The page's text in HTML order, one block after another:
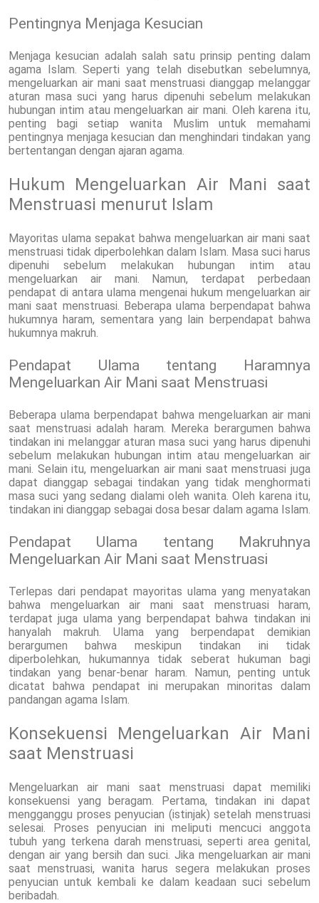
Pentingnya Menjaga Kesucian
Menjaga kesucian adalah salah satu prinsip penting dalam
agama Islam. Seperti yang telah disebutkan sebelumnya,
mengeluarkan air mani saat menstruasi dianggap melanggar
aturan masa suci yang harus dipenuhi sebelum melakukan
hubungan intim atau mengeluarkan air mani. Oleh karena itu,
penting bagi setiap wanita Muslim untuk memahami
pentingnya menjaga kesucian dan menghindari tindakan yang
bertentangan dengan ajaran agama.
Hukum Mengeluarkan Air Mani saat
Menstruasi menurut Islam
Mayoritas ulama sepakat bahwa mengeluarkan air mani saat
menstruasi tidak diperbolehkan dalam Islam. Masa suci harus
dipenuhi sebelum melakukan hubungan intim atau
mengeluarkan air mani. Namun, terdapat perbedaan
pendapat di antara ulama mengenai hukum mengeluarkan air
mani saat menstruasi. Beberapa ulama berpendapat bahwa
hukumnya haram, sementara yang lain berpendapat bahwa
hukumnya makruh.
Pendapat Ulama tentang Haramnya
Mengeluarkan Air Mani saat Menstruasi
Beberapa ulama berpendapat bahwa mengeluarkan air mani
saat menstruasi adalah haram. Mereka berargumen bahwa
tindakan ini melanggar aturan masa suci yang harus dipenuhi
sebelum melakukan hubungan intim atau mengeluarkan air
mani. Selain itu, mengeluarkan air mani saat menstruasi juga
dapat dianggap sebagai tindakan yang tidak menghormati
masa suci yang sedang dialami oleh wanita. Oleh karena itu,
tindakan ini dianggap sebagai dosa besar dalam agama Islam.
Pendapat Ulama tentang Makruhnya
Mengeluarkan Air Mani saat Menstruasi
Terlepas dari pendapat mayoritas ulama yang menyatakan
bahwa mengeluarkan air mani saat menstruasi haram,
terdapat juga ulama yang berpendapat bahwa tindakan ini
hanyalah makruh. Ulama yang berpendapat demikian
berargumen bahwa meskipun tindakan ini tidak
diperbolehkan, hukumannya tidak seberat hukuman bagi
tindakan yang benar-benar haram. Namun, penting untuk
dicatat bahwa pendapat ini merupakan minoritas dalam
pandangan agama Islam.
Konsekuensi Mengeluarkan Air Mani
saat Menstruasi
Mengeluarkan air mani saat menstruasi dapat memiliki
konsekuensi yang beragam. Pertama, tindakan ini dapat
mengganggu proses penyucian (istinjak) setelah menstruasi
selesai. Proses penyucian ini meliputi mencuci anggota
tubuh yang terkena darah menstruasi, seperti area genital,
dengan air yang bersih dan suci. Jika mengeluarkan air mani
saat menstruasi, wanita harus segera melakukan proses
penyucian untuk kembali ke dalam keadaan suci sebelum
beribadah.